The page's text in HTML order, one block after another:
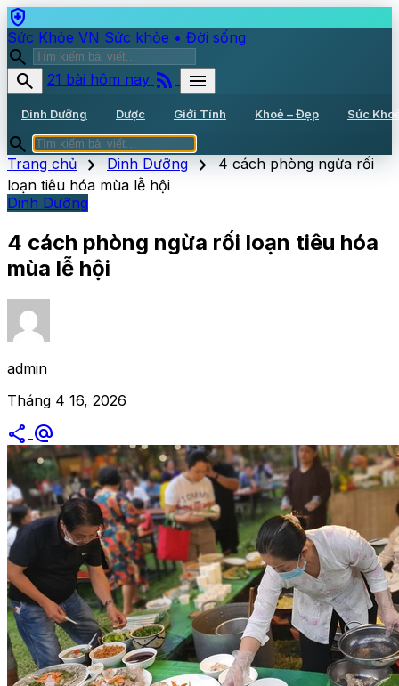
health_and_safety
Sức Khỏe VN Sức khỏe • Đời sống
search
search
21 bài hôm nay rss_feed menu
Dinh Dưỡng Dược Giới Tính Khoẻ – Đẹp Sức
search
Trang chủ chevron_right Dinh Dưỡng chevron_right 4 cách phòng ngừa rối
loạn tiêu hóa mùa lễ hội
Dinh Dưỡng
4 cách phòng ngừa rối loạn tiêu hóa
mùa lễ hội
admin
Tháng 4 16, 2026
share alternate_email